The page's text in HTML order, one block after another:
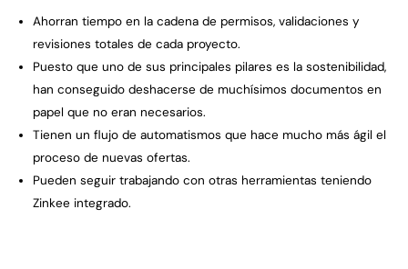
Ahorran tiempo en la cadena de permisos, validaciones y
revisiones totales de cada proyecto.
Puesto que uno de sus principales pilares es la sostenibilidad,
han conseguido deshacerse de muchísimos documentos en
papel que no eran necesarios.
Tienen un flujo de automatismos que hace mucho más ágil el
proceso de nuevas ofertas.
Pueden seguir trabajando con otras herramientas teniendo
Zinkee integrado.